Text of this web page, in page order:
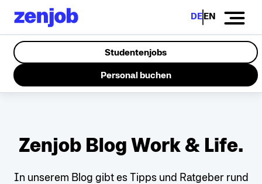
DEEN
Studentenjobs
Personal buchen
Zenjob Blog Work & Life.
In unserem Blog gibt es Tipps und Ratgeber rund